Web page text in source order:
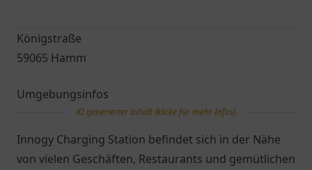
Königstraße
59065 Hamm
Umgebungsinfos
KI generierter Inhalt (klicke für mehr Infos)
Innogy Charging Station befindet sich in der Nähe
von vielen Geschäften, Restaurants und gemütlichen